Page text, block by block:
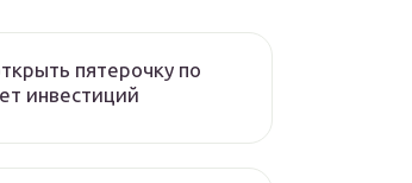
пятерочку по
инвестиций